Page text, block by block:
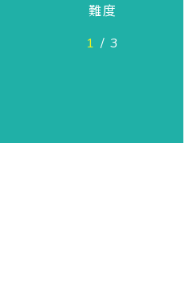
難度
1 / 3